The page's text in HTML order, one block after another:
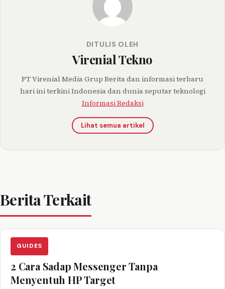
DITULIS OLEH
Virenial Tekno
PT Virenial Media Grup Berita dan informasi terbaru
hari ini terkini Indonesia dan dunia seputar teknologi
Informasi Redaksi
Lihat semua artikel
Berita Terkait
GUIDES
2 Cara Sadap Messenger Tanpa
Menyentuh HP Target